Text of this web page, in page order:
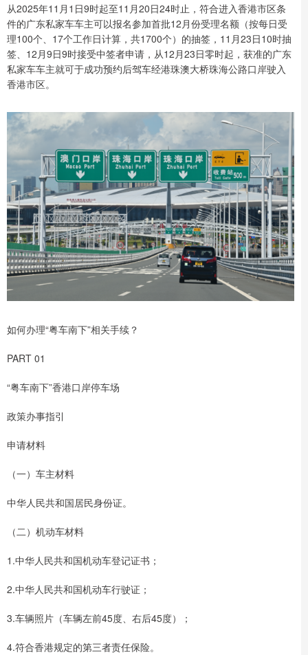
从2025年11月1日9时起至11月20日24时止，符合进入香港市区条
件的广东私家车车主可以报名参加首批12月份受理名额（按每日受
理100个、17个工作日计算，共1700个）的抽签，11月23日10时抽
签、12月9日9时接受中签者申请，从12月23日零时起，获准的广东
私家车车主就可于成功预约后驾车经港珠澳大桥珠海公路口岸驶入
香港市区。
如何办理“粤车南下”相关手续？
PART 01
“粤车南下”香港口岸停车场
政策办事指引
申请材料
（一）车主材料
中华人民共和国居民身份证。
（二）机动车材料
1.中华人民共和国机动车登记证书；
2.中华人民共和国机动车行驶证；
3.车辆照片（车辆左前45度、右后45度）；
4.符合香港规定的第三者责任保险。